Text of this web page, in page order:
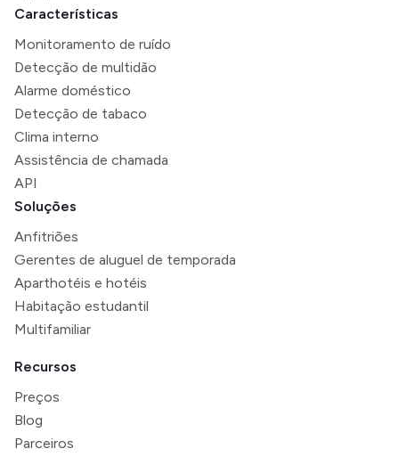
Características
Monitoramento de ruído
Detecção de multidão
Alarme doméstico
Detecção de tabaco
Clima interno
Assistência de chamada
API
Soluções
Anfitriões
Gerentes de aluguel de temporada
Aparthotéis e hotéis
Habitação estudantil
Multifamiliar
Recursos
Preços
Blog
Parceiros